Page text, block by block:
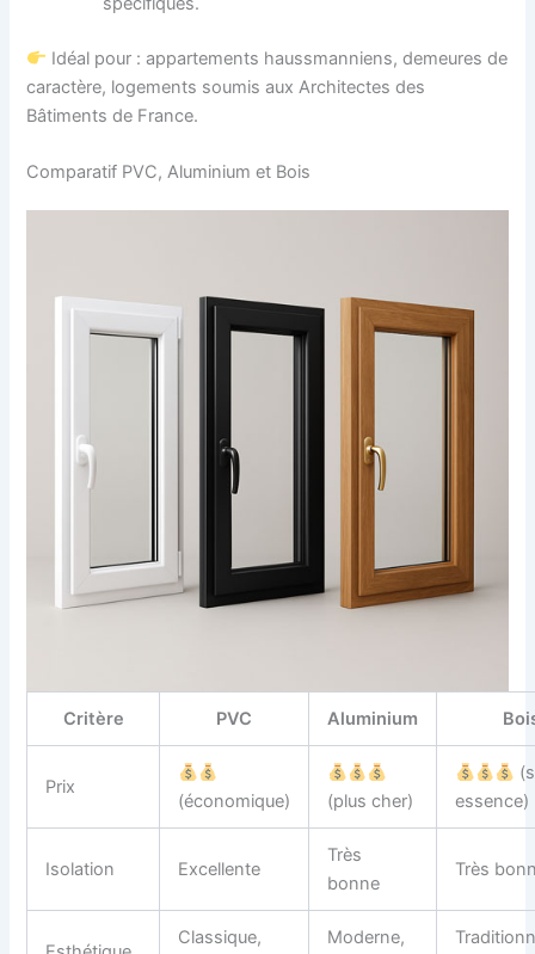
Idéal pour : appartements haussmanniens, demeures de
caractère, logements soumis aux Architectes des
Bâtiments de France.
Comparatif PVC, Aluminium et Bois
Critère PVC Aluminium
Prix
(économique) (plus cher)
essence)
Isolation Excellente
Très
bonne
Très
Classique,
Moderne,